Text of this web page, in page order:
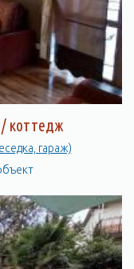
коттедж
гараж)